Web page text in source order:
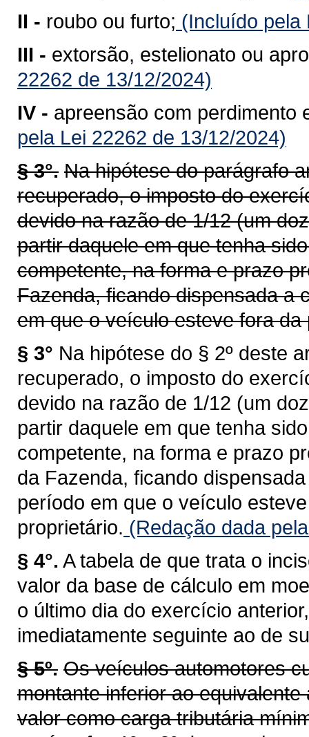
II - roubo ou furto; (Incluído pela
III - extorsão, estelionato ou
22262 de 13/12/2024)
IV - apreensão com perdimento
pela Lei 22262 de 13/12/2024)
§ 3°. Na hipótese do parágrafo
recuperado, o imposto do
devido na razão de 1/12 (um
partir daquele em que tenha
competente, na forma e prazo
Fazenda, ficando dispensada a
em que o veículo esteve fora
§ 3° Na hipótese do § 2º deste
recuperado, o imposto do
devido na razão de 1/12 (um
partir daquele em que tenha
competente, na forma e prazo
da Fazenda, ficando
período em que o veículo
proprietário. (Redação dada
§ 4°. A tabela de que trata o
valor da base de cálculo em
o último dia do exercício
imediatamente seguinte ao de
§ 5º. Os veículos automotores
montante inferior ao
valor como carga tributária